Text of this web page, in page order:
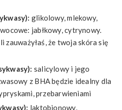
glikolowy, mlekowy,
jabłkowy, cytrynowy.
zauważyłaś, że twoja skóra się
salicylowy i jego
z BHA będzie idealny dla
przebarwieniami
laktobionowy,